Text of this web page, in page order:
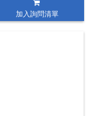
加入詢問清單